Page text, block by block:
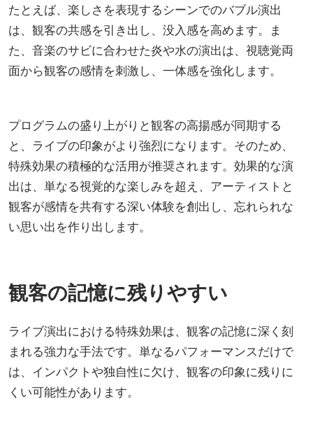
たとえば、楽しさを表現するシーンでのバブル演出
は、観客の共感を引き出し、没入感を高めます。ま
た、音楽のサビに合わせた炎や水の演出は、視聴覚両
面から観客の感情を刺激し、一体感を強化します。
プログラムの盛り上がりと観客の高揚感が同期する
と、ライブの印象がより強烈になります。そのため、
特殊効果の積極的な活用が推奨されます。効果的な演
出は、単なる視覚的な楽しみを超え、アーティストと
観客が感情を共有する深い体験を創出し、忘れられな
い思い出を作り出します。
観客の記憶に残りやすい
ライブ演出における特殊効果は、観客の記憶に深く刻
まれる強力な手法です。単なるパフォーマンスだけで
は、インパクトや独自性に欠け、観客の印象に残りに
くい可能性があります。